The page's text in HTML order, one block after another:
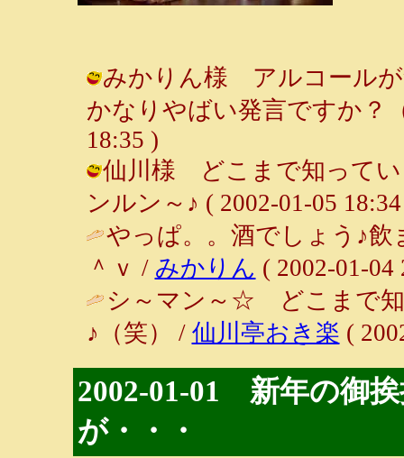
みかりん様 アルコール
かなりやばい発言ですか？
18:35 )
仙川様 どこまで知って
ンルン～♪ ( 2002-01-05
やっぱ。。酒でしょう♪
＾ｖ / みかりん ( 2002-01-04
シ～マン～☆ どこまで
♪（笑） / 仙川亭おき楽 (
2002-01-01 新年の御
が・・・